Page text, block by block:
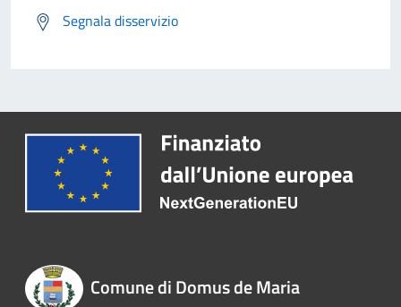
Segnala disservizio
Comune di Domus de Maria